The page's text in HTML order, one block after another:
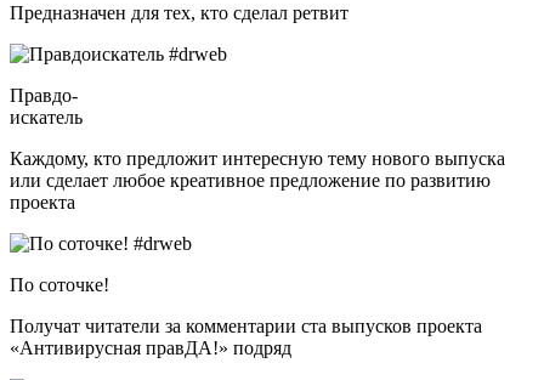
Предназначен для тех, кто сделал ретвит
Правдо-
искатель
Каждому, кто предложит интересную тему нового выпуска
или сделает любое креативное предложение по развитию
проекта
По соточке!
Получат читатели за комментарии ста выпусков проекта
«Антивирусная правДА!» подряд